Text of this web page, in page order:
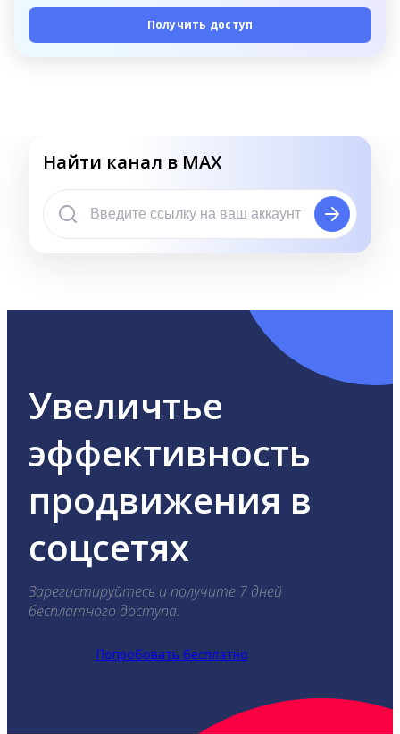
Получить доступ
Найти канал в MAX
Увеличтье
эффективность
продвижения в
соцсетях
Зарегистируйтесь и получите 7 дней
бесплатного доступа.
Попробовать бесплатно